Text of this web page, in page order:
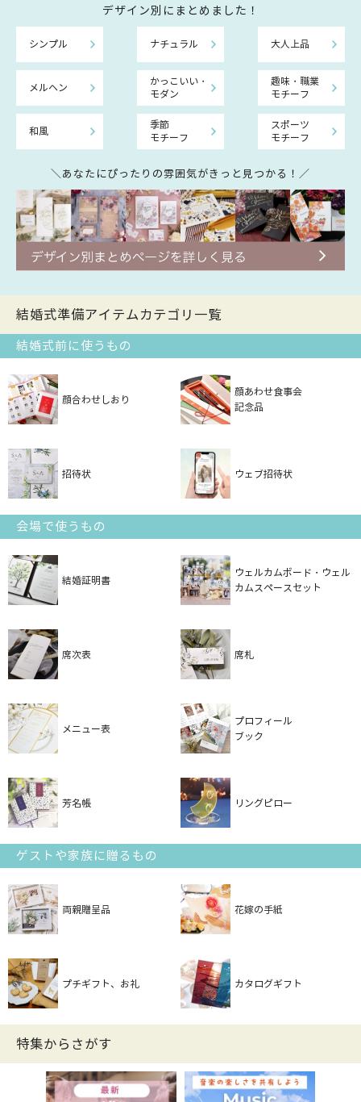
デザイン別にまとめました！
シンプル ナチュラル 大人上品
メルヘン
かっこいい・
モダン
趣味・職業
モチーフ
和風
季節
モチーフ
スポーツ
モチーフ
＼あなたにぴったりの雰囲気がきっと見つかる！／
結婚式準備アイテムカテゴリ一覧
結婚式前に使うもの
顔合わせしおり
顔あわせ食事会
記念品
招待状 ウェブ招待状
会場で使うもの
結婚証明書
ウェルカムボード・ウェル
カムスペースセット
席次表 席札
メニュー表
プロフィール
ブック
芳名帳 リングピロー
ゲストや家族に贈るもの
両親贈呈品 花嫁の手紙
プチギフト、お礼 カタログギフト
特集からさがす